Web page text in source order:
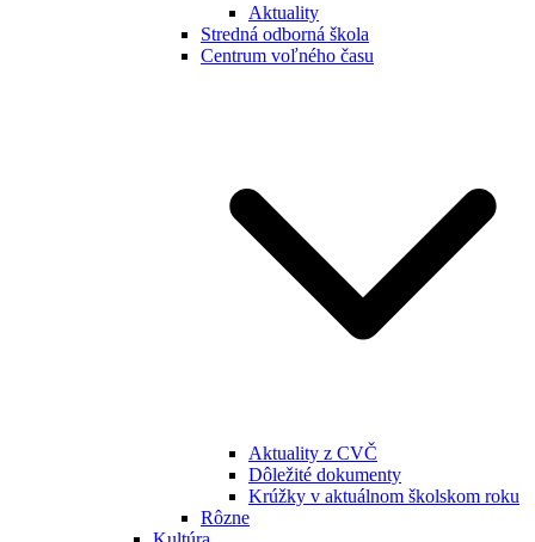
Aktuality
Stredná odborná škola
Centrum voľného času
Aktuality z CVČ
Dôležité dokumenty
Krúžky v aktuálnom školskom roku
Rôzne